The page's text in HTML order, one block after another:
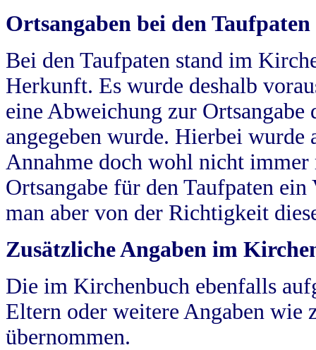
Ortsangaben bei den Taufpaten
Bei den Taufpaten stand im
Herkunft. Es wurde deshalb
eine Abweichung zur
angegeben wurde. Hierbei wurde
Annahme doch wohl nicht
Ortsangabe für den Taufpaten
man aber von der Richtigkeit
Zusätzliche Angaben im
Die im Kirchenbuch ebenfalls
Eltern oder weitere Angaben wie
übernommen.